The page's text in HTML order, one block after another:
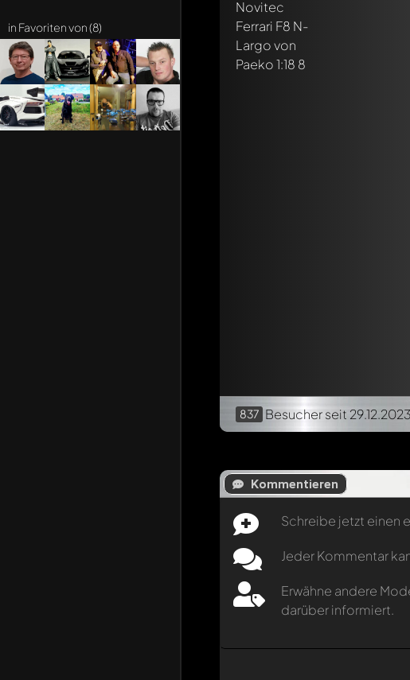
in Favoriten von (8)
837 Besucherseit 29.12.2023
Kommentieren
Schreibe jetzt einen
Jeder Kommentar
Erwähne andere
darüber informiert.
Schreibe jetzt einen ersten
Jeder Kommentar kann von
Erwähne andere Modelly-